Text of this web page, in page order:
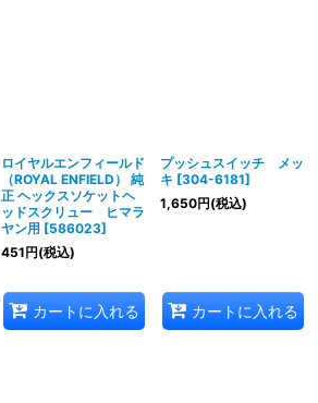
ロイヤルエンフィールド
（ROYAL ENFIELD） 純
正 ヘックスソケットヘ
ッドスクリュー ヒマラ
ヤン用 [586023]
451円(税込)
カートに入れる
プッシュスイッチ メッ
キ [304-6181]
1,650円(税込)
カートに入れる